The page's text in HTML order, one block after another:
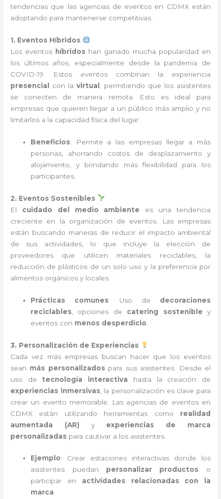
tendencias que las agencias de eventos en CDMX están
adoptando para mantenerse competitivas.
1. Eventos Híbridos
Los eventos híbridos han ganado mucha popularidad en
los últimos años, especialmente desde la pandemia de
COVID-19. Estos eventos combinan la experiencia
presencial
con lavirtual
, permitiendo que los asistentes
se conecten de manera remota. Esto es ideal para
empresas que quieren llegar a un público más amplio y no
limitarlos a la capacidad física del lugar.
Beneficios: Permite a las empresas llegar a más
personas, ahorrando costos de desplazamiento y
alojamiento, y brindando más flexibilidad para los
participantes.
2. Eventos Sostenibles
El cuidado del medio ambiente es una tendencia
creciente en la organización de eventos. Las empresas
están buscando maneras de reducir el impacto ambiental
de sus actividades, lo que incluye la elección de
proveedores que utilicen materiales reciclables, la
reducción de plásticos de un solo uso y la preferencia por
alimentos orgánicos y locales.
Prácticas comunes: Uso de decoraciones
reciclables , opciones de catering sostenible y
eventos con menos desperdicio
3. Personalización de Experiencias
Cada vez más empresas buscan hacer que los eventos
sean más personalizadospara sus asistentes. Desde el
uso de tecnología interactiva hasta la creación de
experiencias inmersivas, la personalización es clave para
crear un evento memorable. Las agencias de eventos en
CDMX están utilizando herramientas como realidad
aumentada (AR) y experiencias de marca
personalizadas para cautivar a los asistentes.
Ejemplo: Crear estaciones interactivas donde los
asistentes puedan personalizar productos o
participar en actividades relacionadas con la
marca.